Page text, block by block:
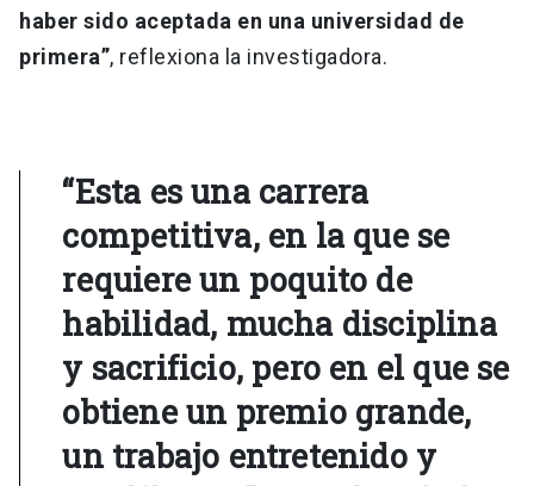
haber sido aceptada en una universidad de
primera”, reflexiona la investigadora.
“Esta es una carrera
competitiva, en la que se
requiere un poquito de
habilidad, mucha disciplina
y sacrificio, pero en el que se
obtiene un premio grande,
un trabajo entretenido y